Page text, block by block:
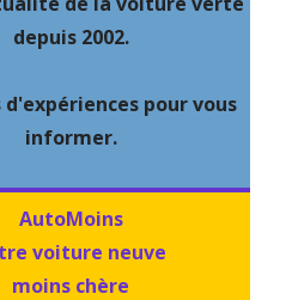
depuis 2002.
d'expériences pour vous
informer.
AutoMoins
voiture neuve
moins chère